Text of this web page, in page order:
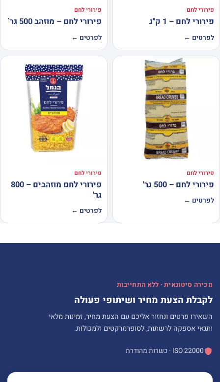
פירורי לחם
פירורי לחם – 1 ק"ג
לפרטים ←
פירורי לחם
פירורי לחם – מוזהב 500 גר`
לפרטים ←
פירורי לחם
פירורי לחם – 500 גר'
לפרטים ←
פירורי לחם
פירורי לחם מוזהבים – 800
גר'
לפרטים ←
מכירה סיטונאית · ללא התחייבות
לקבלת הצעת מחיר ושיתופי פעולה
השאירו פרטים ונחזור אליכם עם הצעת מחיר, זמינות מלאי
ותנאי אספקה לרשתות, לסופרמרקטים ולמכולות.
ISO 22000 · כשרות מהודרת